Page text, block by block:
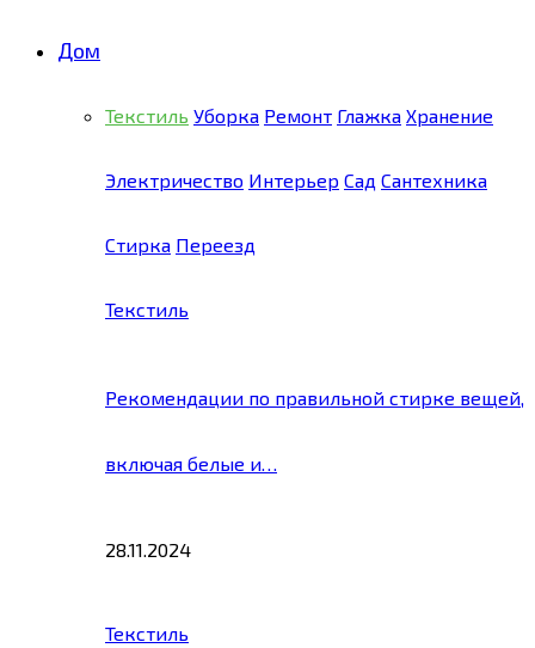
Дом
Текстиль Уборка Ремонт Глажка Хранение
Электричество Интерьер Сад Сантехника
Стирка Переезд
Текстиль
Рекомендации по правильной стирке вещей,
включая белые и…
28.11.2024
Текстиль